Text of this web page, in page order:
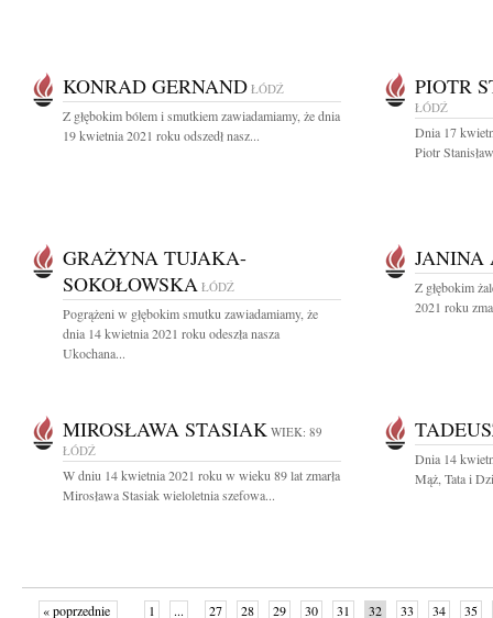
KONRAD GERNAND ŁÓDŹ
Z głębokim bólem i smutkiem zawiadamiamy, że dnia
19 kwietnia 2021 roku odszedł nasz...
PIOTR
ŁÓDŹ
Dnia 17
Piotr
GRAŻYNA TUJAKA-
SOKOŁOWSKA ŁÓDŹ
Pogrążeni w głębokim smutku zawiadamiamy, że
dnia 14 kwietnia 2021 roku odeszła nasza
Ukochana...
JANINA
Z głębokim
2021 roku
MIROSŁAWA STASIAK WIEK: 89
ŁÓDŹ
W dniu 14 kwietnia 2021 roku w wieku 89 lat zmarła
Mirosława Stasiak wieloletnia szefowa...
Dnia 14
Mąż, Tata i
« poprzednie 1 ... 27 28 29 30 31 32 33 34 35